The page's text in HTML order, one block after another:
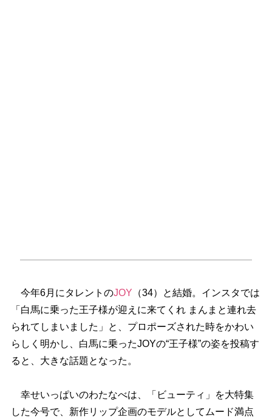
今年6月にタレントのJOY （34）と結婚。インスタでは
「白馬に乗った王子様が迎えに来てくれ まんまと連れ去
られてしまいました」と、プロポーズされた時をかわい
らしく明かし、白馬に乗ったJOYの“王子様”の姿を投稿す
ると、大きな話題となった。
幸せいっぱいのわたなべは、「ビューティ」を大特集
した今号で、新作リップ企画のモデルとしてムード満点